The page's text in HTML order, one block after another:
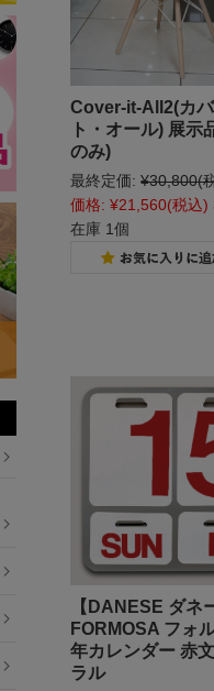
Cover-it-All2(カ
ト・オール) 展示
のみ)
最終定価: ¥30,800(
価格: ¥21,560(税込)
在庫 1個
【DANESE ダネ
FORMOSA フォ
年カレンダー 赤
ラル